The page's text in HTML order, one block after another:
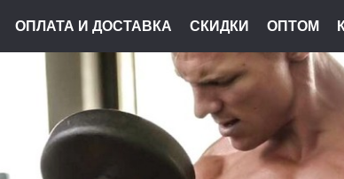
ОПЛАТА И ДОСТАВКА СКИДКИ ОПТОМ